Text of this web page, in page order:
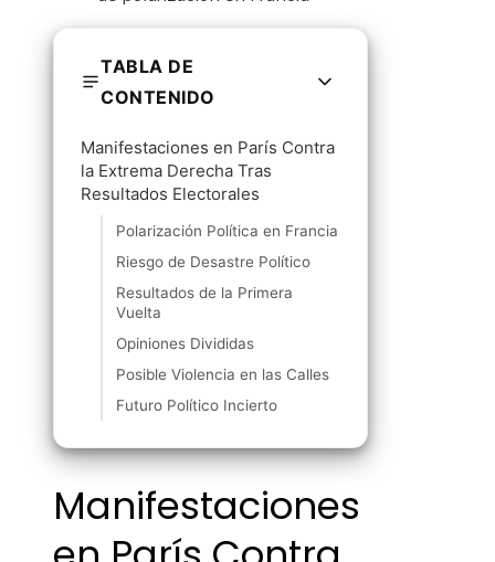
TABLA DE
CONTENIDO
Manifestaciones en París Contra
la Extrema Derecha Tras
Resultados Electorales
Polarización Política en Francia
Riesgo de Desastre Político
Resultados de la Primera
Vuelta
Opiniones Divididas
Posible Violencia en las Calles
Futuro Político Incierto
Manifestaciones